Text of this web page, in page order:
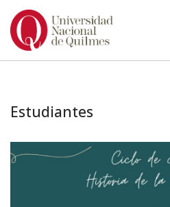
Ir
Estudiantes